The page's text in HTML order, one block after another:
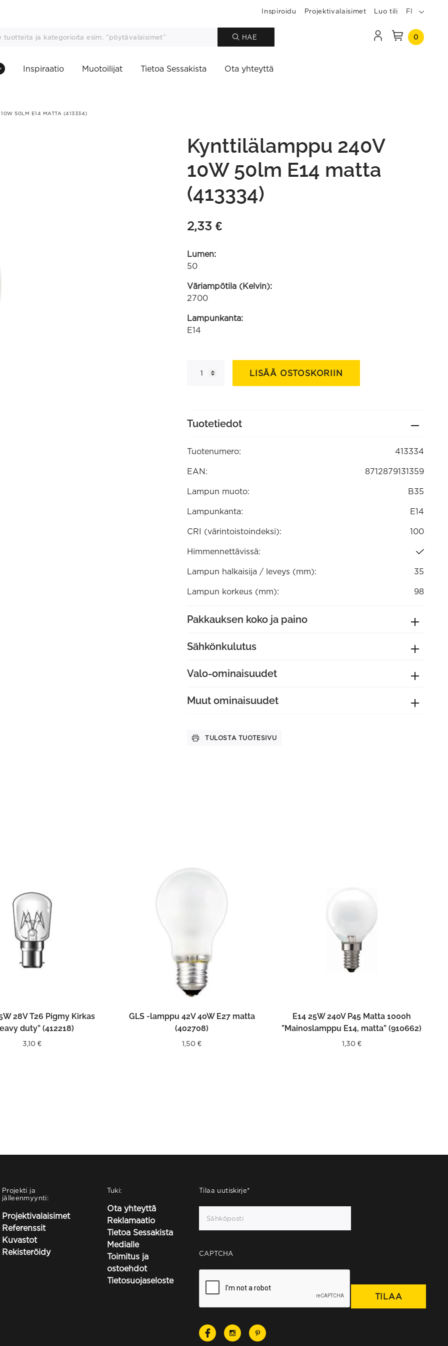
Inspiroidu Projektivalaisimet Luo tili FI
HAE 0
Inspiraatio Muotoilijat Tietoa Sessakista Ota yhteyttä
50LM E14 MATTA (413334)
Kynttilälamppu 240V
10W 50lm E14 matta
(413334)
2,33 €
Lumen:
50
Väriampötila (Kelvin):
2700
Lampunkanta:
E14
240V
LISÄÄ OSTOSKORIIN
Tuotetiedot
Tuotenumero: 413334
EAN: 8712879131359
Lampun muoto: B35
Lampunkanta: E14
CRI (värintoistoindeksi): 100
Himmennettävissä:
Lampun halkaisija / leveys (mm): 35
Lampun korkeus (mm): 98
Pakkauksen koko ja paino
Sähkönkulutus
Valo-ominaisuudet
Muut ominaisuudet
TULOSTA TUOTESIVU
OSTOSKORIIN
28V T26 Pigmy Kirkas
duty” (412218)
3,10€
LISÄÄ OSTOSKORIIN
GLS -lamppu 42V 40W E27 matta
(402708)
1,50€
LISÄÄ OSTOSKORIIN
E14 25W 240V P45 Matta 1000h
”Mainoslamppu E14, matta” (910662)
1,30 €
Projekti ja
jälleenmyynti:
Projektivalaisimet
Referenssit
Kuvastot
Rekisteröidy
Tuki:
Ota yhteyttä
Reklamaatio
Tietoa Sessakista
Medialle
Toimitus ja
ostoehdot
Tietosuojaseloste
Tilaa uutiskirje*
CAPTCHA